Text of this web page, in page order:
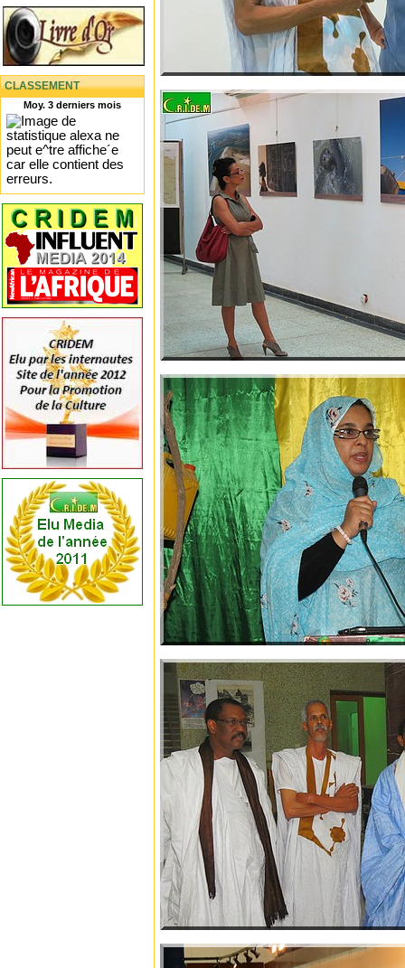
CLASSEMENT
Moy. 3 derniers mois